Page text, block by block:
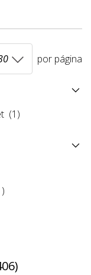
por página
(1)